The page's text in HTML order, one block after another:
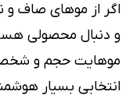
اگر از موهای صاف و
و دنبال محصولی
موهایت حجم و
انتخابی بسیار